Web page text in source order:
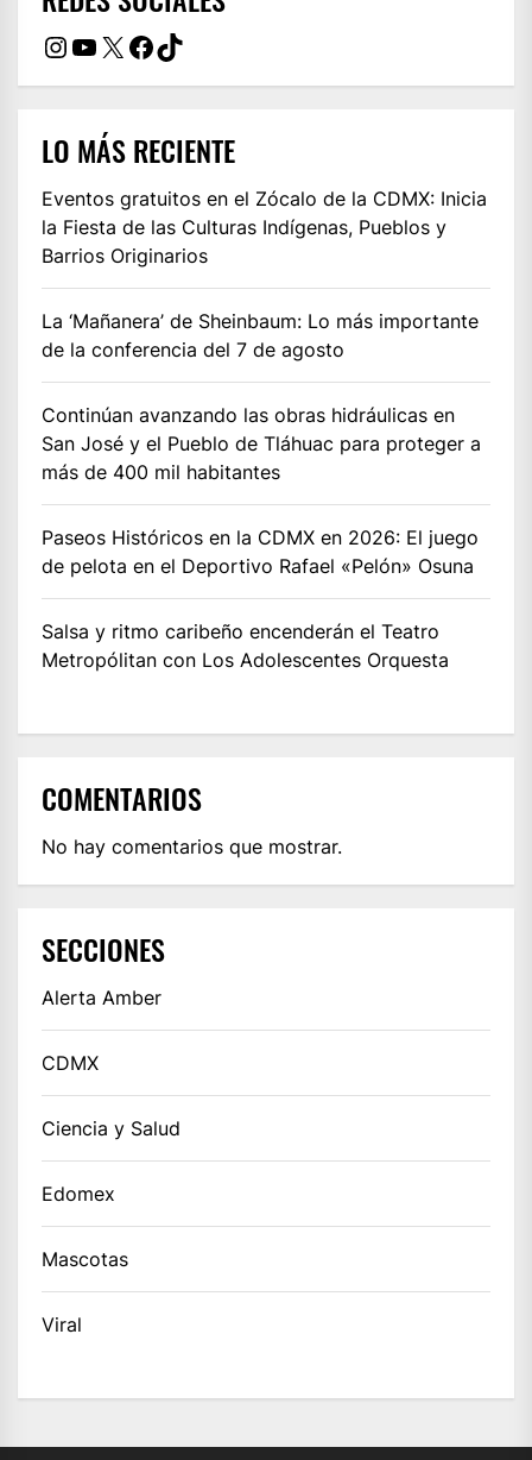
Instagram
YouTube
X Facebook
TikTok
LO MÁS RECIENTE
Eventos gratuitos en el Zócalo de la CDMX: Inicia
la Fiesta de las Culturas Indígenas, Pueblos y
Barrios Originarios
La ‘Mañanera’ de Sheinbaum: Lo más importante
de la conferencia del 7 de agosto
Continúan avanzando las obras hidráulicas en
San José y el Pueblo de Tláhuac para proteger a
más de 400 mil habitantes
Paseos Históricos en la CDMX en 2026: El juego
de pelota en el Deportivo Rafael «Pelón» Osuna
Salsa y ritmo caribeño encenderán el Teatro
Metropólitan con Los Adolescentes Orquesta
COMENTARIOS
No hay comentarios que mostrar.
SECCIONES
Alerta Amber
CDMX
Ciencia y Salud
Edomex
Mascotas
Viral